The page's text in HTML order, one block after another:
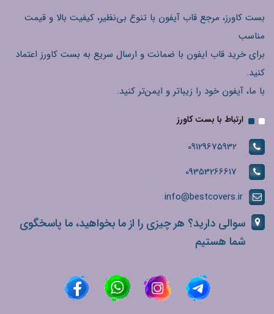
بست کاورز، مرجع قاب آیفون با تنوع بی‌نظیر، کیفیت بالا و قیمت
مناسب
برای خرید قاب ایفون با ضمانت و ارسال سریع به بست کاورز اعتماد
کنید.
با ما، آیفون خود را زیباتر و ایمن‌تر کنید.
ارتباط با بست کاورز
09129675932
09353266617
info@bestcovers.ir
سوالی دارید؟ هر چیزی را از ما بخواهید، ما پاسخگوی
شما هستیم